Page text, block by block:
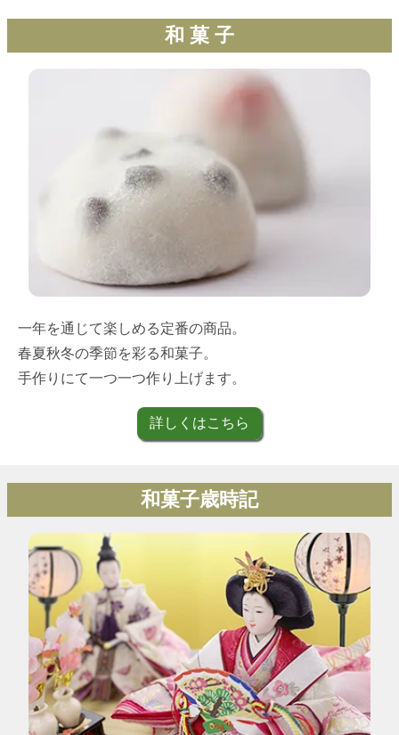
和 菓 子
一年を通じて楽しめる定番の商品。
春夏秋冬の季節を彩る和菓子。
手作りにて一つ一つ作り上げます。
詳しくはこちら
和菓子歳時記